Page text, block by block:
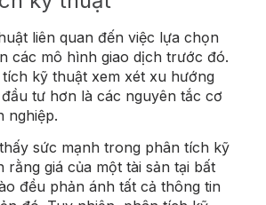
liên quan đến việc lựa chọn
các mô hình giao dịch trước đó.
kỹ thuật xem xét xu hướng
tư hơn là các nguyên tắc cơ
nghiệp.
sức mạnh trong phân tích kỹ
rằng giá của một tài sản tại bất
đều phản ánh tất cả thông tin